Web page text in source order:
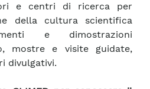
e centri di ricerca per
della cultura scientifica
e dimostrazioni
mostre e visite guidate,
divulgativi.